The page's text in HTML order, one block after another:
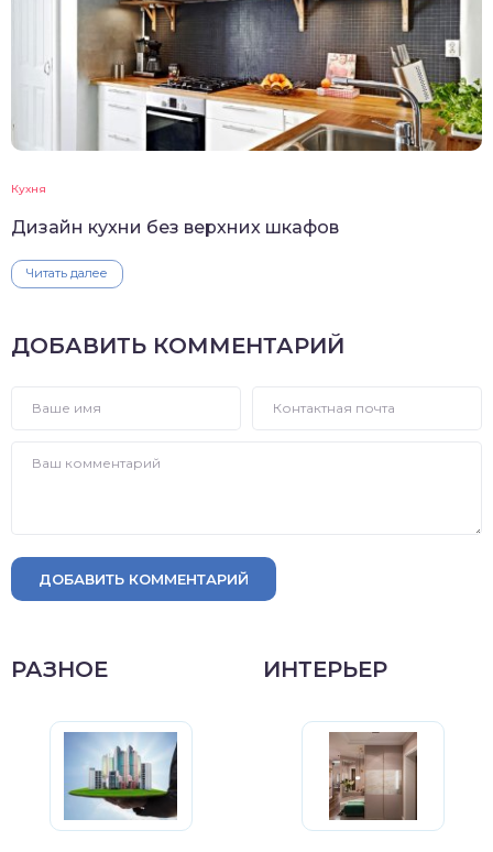
Кухня
Дизайн кухни без верхних шкафов
Читать далее
ДОБАВИТЬ КОММЕНТАРИЙ
ДОБАВИТЬ КОММЕНТАРИЙ
РАЗНОЕ ИНТЕРЬЕР